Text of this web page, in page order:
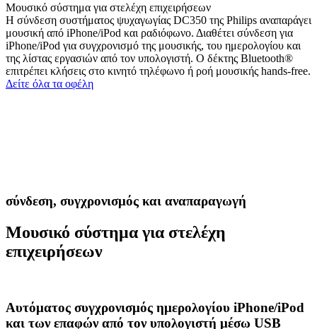
Μουσικό σύστημα για στελέχη επιχειρήσεων
Η σύνδεση συστήματος ψυχαγωγίας DC350 της Philips αναπαράγει
μουσική από iPhone/iPod και ραδιόφωνο. Διαθέτει σύνδεση για
iPhone/iPod για συγχρονισμό της μουσικής, του ημερολογίου και
της λίστας εργασιών από τον υπολογιστή. Ο δέκτης Bluetooth®
επιτρέπει κλήσεις στο κινητό τηλέφωνο ή ροή μουσικής hands-free.
Δείτε όλα τα οφέλη
σύνδεση, συγχρονισμός και αναπαραγωγή
Μουσικό σύστημα για στελέχη
επιχειρήσεων
Αυτόματος συγχρονισμός ημερολογίου iPhone/iPod
και των επαφών από τον υπολογιστή μέσω USB